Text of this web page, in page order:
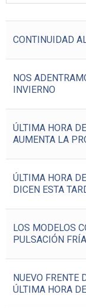
CONTINUIDAD
NOS
INVIERNO
ÚLTIMA HORA
AUMENTA LA
ÚLTIMA HORA
DICEN ESTA
LOS MODELOS
PULSACIÓN
NUEVO FRENTE
ÚLTIMA HORA